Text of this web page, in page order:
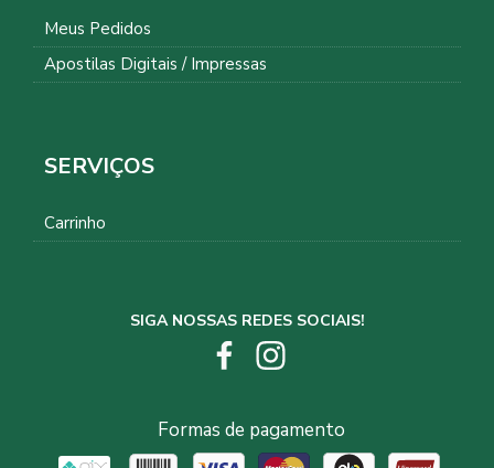
Meus Pedidos
Apostilas Digitais / Impressas
SERVIÇOS
Carrinho
SIGA NOSSAS REDES SOCIAIS!
Formas de pagamento